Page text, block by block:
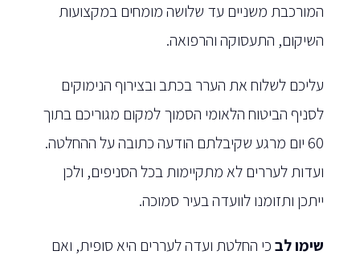
המורכבת משניים עד שלושה מומחים במקצועות
השיקום, התעסוקה והרפואה.
עליכם לשלוח את הערר בכתב ובצירוף הנימוקים
לסניף הביטוח הלאומי הסמוך למקום מגוריכם בתוך
60 יום מרגע שקיבלתם הודעה כתובה על ההחלטה.
ועדות לעררים לא מתקיימות בכל הסניפים, ולכן
ייתכן ותזומנו לוועדה בעיר סמוכה.
שימו לבכי החלטת ועדה לעררים היא סופית, ואם